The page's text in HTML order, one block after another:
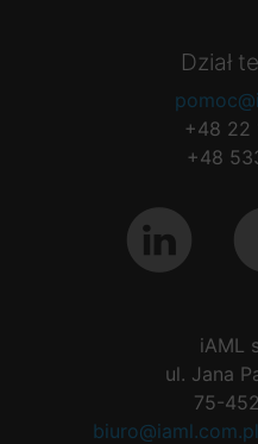
Dział
+48 22
+48
iAML
ul. Jana
75-
biuro@iaml.com.pl